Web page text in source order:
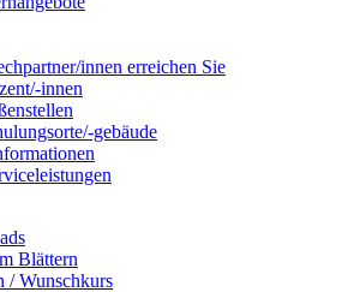
innen erreichen Sie
innen
gebäude
Blättern
/ Wunschkurs